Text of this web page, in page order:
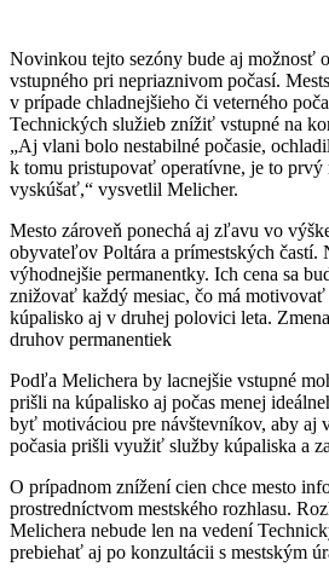
Novinkou tejto sezóny bude aj možnosť
vstupného pri nepriaznivom počasí.
v prípade chladnejšieho či veterného
Technických služieb znížiť vstupné na
„Aj vlani bolo nestabilné počasie,
k tomu pristupovať operatívne, je to prvý
vyskúšať,“ vysvetlil Melicher.
Mesto zároveň ponechá aj zľavu vo
obyvateľov Poltára a prímestských
výhodnejšie permanentky. Ich cena sa
znižovať každý mesiac, čo má
kúpalisko aj v druhej polovici leta.
druhov permanentiek
Podľa Melichera by lacnejšie vstupné
prišli na kúpalisko aj počas menej
byť motiváciou pre návštevníkov, aby aj
počasia prišli využiť služby kúpaliska a
O prípadnom znížení cien chce mesto
prostredníctvom mestského rozhlasu.
Melichera nebude len na vedení
prebiehať aj po konzultácii s mestským